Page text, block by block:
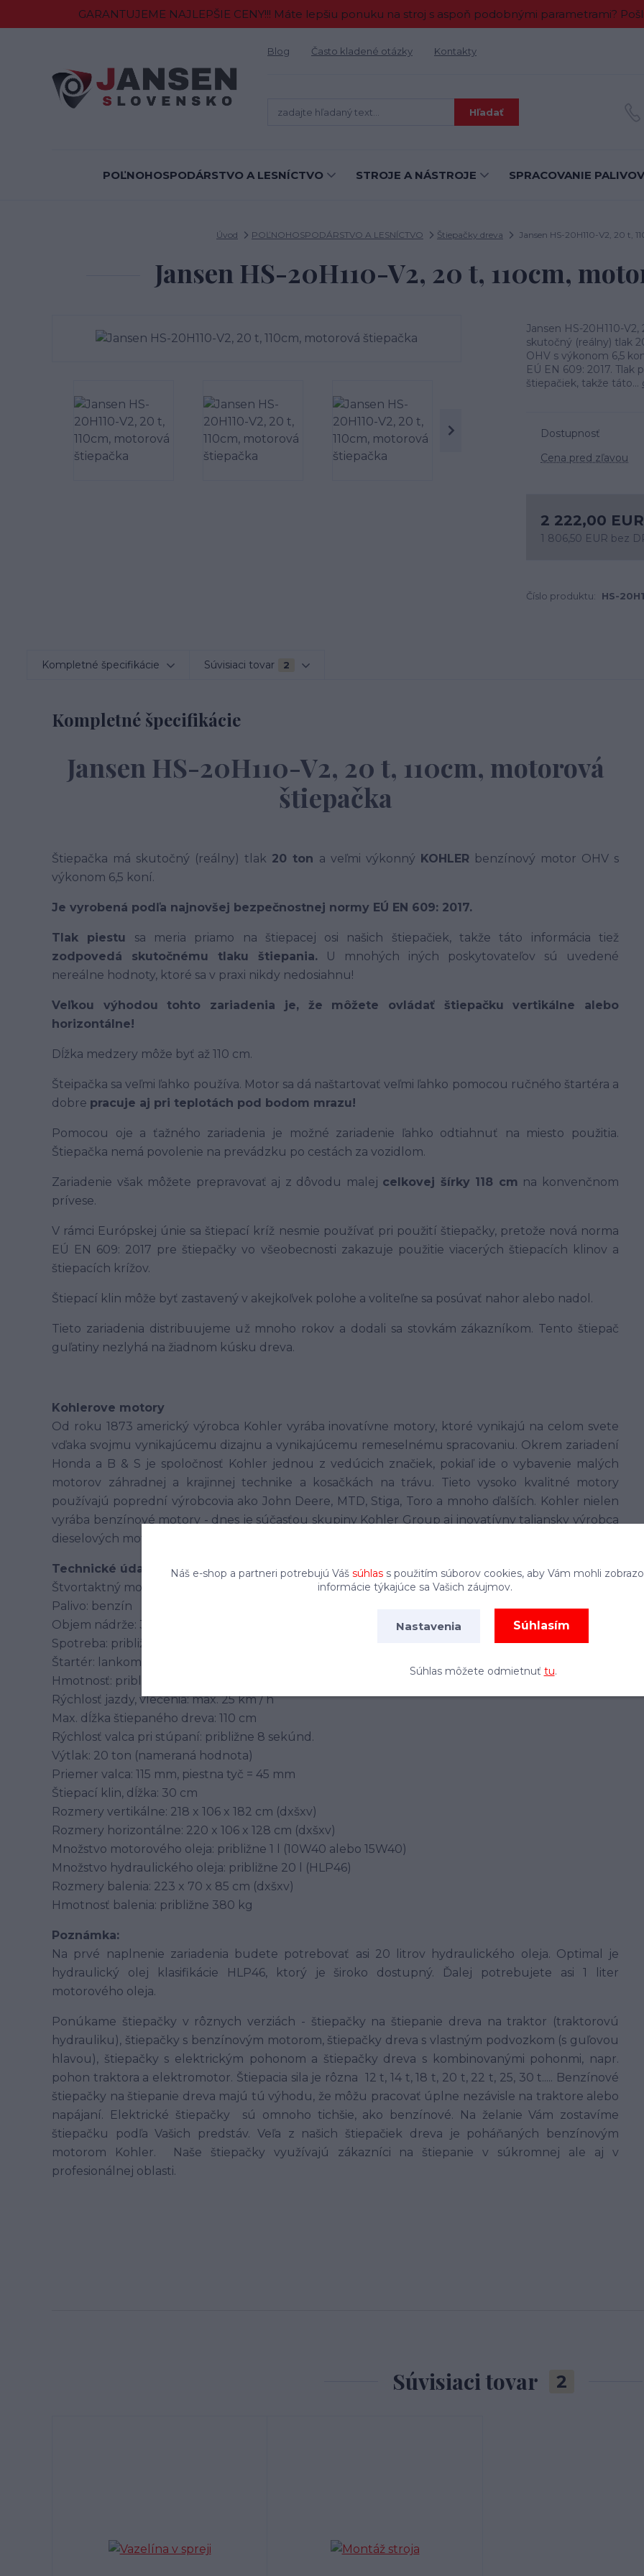
GARANTUJEME NAJLEPŠIE CENY!!! Máte lepšiu ponuku na stroj s aspoň podobnými parametrami?
Blog Často kladené otázky Kontakty
Hľadať
POĽNOHOSPODÁRSTVO A LESNÍCTVO STROJE A NÁSTROJE SPRACOVANIE
Úvod POĽNOHOSPODÁRSTVO A LESNÍCTVO Štiepačky dreva Jansen HS-20H110-V2, 20 t,
Jansen HS-20H110-V2, 20 t, 110cm,
Jansen HS-20H110-
skutočný (reálny) tlak
OHV s výkonom 6,5
EÚ EN 609: 2017. Tlak
štiepačiek, takže táto...
Dostupnosť
Cena pred zľavou
2 222,00 EUR
1 806,50 EUR bez
Číslo produktu: HS-
Kompletné špecifikácie Súvisiaci tovar 2
Kompletné špecifikácie
Jansen HS-20H110-V2, 20 t, 110cm, motorová
štiepačka
Štiepačka má skutočný (reálny) tlak 20 ton a veľmi výkonný KOHLERbenzínový motor OHV s
výkonom 6,5 koní.
Je vyrobená podľa najnovšej bezpečnostnej normy EÚ EN 609: 2017.
Tlak piestu sa meria priamo na štiepacej osi našich štiepačiek, takže táto informácia tiež
zodpovedá skutočnému tlaku štiepania. U mnohých iných poskytovateľov sú uvedené
nereálne hodnoty, ktoré sa v praxi nikdy nedosiahnu!
Veľkou výhodou tohto zariadenia je, že môžete ovládať štiepačku vertikálne alebo
horizontálne!
Dĺžka medzery môže byť až 110 cm.
Šteipačka sa veľmi ľahko používa. Motor sa dá naštartovať veľmi ľahko pomocou ručného štartéra a
dobre pracuje aj pri teplotách pod bodom mrazu!
Pomocou oje a ťažného zariadenia je možné zariadenie ľahko odtiahnuť na miesto použitia.
Štiepačka nemá povolenie na prevádzku po cestách za vozidlom.
Zariadenie však môžete prepravovať aj z dôvodu malej celkovej šírky 118 cm na konvenčnom
prívese.
V rámci Európskej únie sa štiepací kríž nesmie používať pri použití štiepačky, pretože nová norma
EÚ EN 609: 2017 pre štiepačky vo všeobecnosti zakazuje použitie viacerých štiepacích klinov a
štiepacích krížov.
Štiepací klin môže byť zastavený v akejkoľvek polohe a voliteľne sa posúvať nahor alebo nadol.
Tieto zariadenia distribuujeme už mnoho rokov a dodali sa stovkám zákazníkom. Tento štiepač
guľatiny nezlyhá na žiadnom kúsku dreva.
Kohlerove motory
Od roku 1873 americký výrobca Kohler vyrába inovatívne motory, ktoré vynikajú na celom svete
vďaka svojmu vynikajúcemu dizajnu a vynikajúcemu remeselnému spracovaniu. Okrem zariadení
Honda a B & S je spoločnosť Kohler jednou z vedúcich značiek, pokiaľ ide o vybavenie malých
motorov záhradnej a krajinnej technike a kosačkách na trávu. Tieto vysoko kvalitné motory
používajú poprední výrobcovia ako John Deere, MTD, Stiga, Toro a mnoho ďalších. Kohler nielen
vyrába benzínové motory - dnes je súčasťou skupiny Kohler Group aj inovatívny taliansky výrobca
dieselových motorov Lombardini.
Technické údaje:
Štvortaktný motor OHV, 6,5 koní, 4,8 kW
Palivo: benzín
Objem nádrže: 3,6 litra
Spotreba: približne 1,0 - 1,2 l / h
Štartér: lankom
Hmotnosť: približne 320 kg bez náplní
Rýchlosť jazdy, vlečenia: max. 25 km / h
Max. dĺžka štiepaného dreva: 110 cm
Rýchlosť valca pri stúpaní: približne 8 sekúnd.
Výtlak: 20 ton (nameraná hodnota)
Priemer valca: 115 mm, piestna tyč = 45 mm
Štiepací klin, dĺžka: 30 cm
Rozmery vertikálne: 218 x 106 x 182 cm (dxšxv)
Rozmery horizontálne: 220 x 106 x 128 cm (dxšxv)
Množstvo motorového oleja: približne 1 l (10W40 alebo 15W40)
Množstvo hydraulického oleja: približne 20 l (HLP46)
Rozmery balenia: 223 x 70 x 85 cm (dxšxv)
Hmotnosť balenia: približne 380 kg
Poznámka:
Na prvé naplnenie zariadenia budete potrebovať asi 20 litrov hydraulického oleja. Optimal je
hydraulický olej klasifikácie HLP46, ktorý je široko dostupný. Ďalej potrebujete asi 1 liter
motorového oleja.
Ponúkame štiepačky v rôznych verziách - štiepačky na štiepanie dreva na traktor (traktorovú
hydrauliku), štiepačky s benzínovým motorom, štiepačky dreva s vlastným podvozkom (s guľovou
hlavou), štiepačky s elektrickým pohonom a štiepačky dreva s kombinovanými pohonmi, napr.
pohon traktora a elektromotor. Štiepacia sila je rôzna 12 t, 14 t, 18 t, 20 t, 22 t, 25, 30 t..... Benzínové
štiepačky na štiepanie dreva majú tú výhodu, že môžu pracovať úplne nezávisle na traktore alebo
napájaní. Elektrické štiepačky sú omnoho tichšie, ako benzínové. Na želanie Vám zostavíme
štiepačku podľa Vašich predstáv. Veľa z našich štiepačiek dreva je poháňaných benzínovým
motorom Kohler. Naše štiepačky využívajú zákazníci na štiepanie v súkromnej ale aj v
profesionálnej oblasti.
Súvisiaci tovar 2
Náš e-shop a partneri potrebujú Váš súhlass použitím súborov cookies, aby Vám mohli
informácie týkajúce sa Vašich záujmov.
Nastavenia Súhlasím
Súhlas môžete odmietnuť tu.